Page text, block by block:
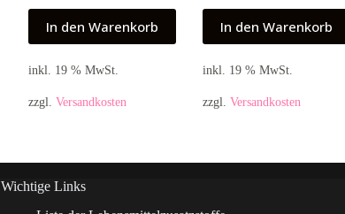
In den Warenkorb
inkl. 19 % MwSt.
zzgl.Versandkosten
In den Warenkorb
inkl. 19 % MwSt.
zzgl.Versandkosten
Wichtige Links